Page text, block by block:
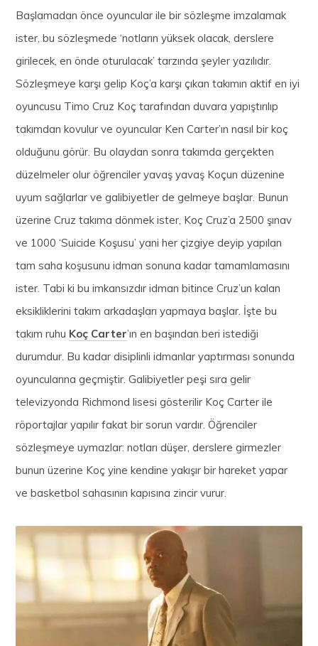
Başlamadan önce oyuncular ile bir sözleşme imzalamak
ister, bu sözleşmede ‘notların yüksek olacak, derslere
girilecek, en önde oturulacak’ tarzında şeyler yazılıdır.
Sözleşmeye karşı gelip Koç’a karşı çıkan takımın aktif en iyi
oyuncusu Timo Cruz Koç tarafından duvara yapıştırılıp
takımdan kovulur ve oyuncular Ken Carter’ın nasıl bir koç
olduğunu görür. Bu olaydan sonra takımda gerçekten
düzelmeler olur öğrenciler yavaş yavaş Koçun düzenine
uyum sağlarlar ve galibiyetler de gelmeye başlar. Bunun
üzerine Cruz takıma dönmek ister, Koç Cruz’a 2500 şınav
ve 1000 ‘Suicide Koşusu’ yani her çizgiye deyip yapılan
tam saha koşusunu idman sonuna kadar tamamlamasını
ister. Tabi ki bu imkansızdır idman bitince Cruz’un kalan
eksikliklerini takım arkadaşları yapmaya başlar. İşte bu
takım ruhu Koç Carter’ın en başından beri istediği
durumdur. Bu kadar disiplinli idmanlar yaptırması sonunda
oyuncularına geçmiştir. Galibiyetler peşi sıra gelir
televizyonda Richmond lisesi gösterilir Koç Carter ile
röportajlar yapılır fakat bir sorun vardır. Öğrenciler
sözleşmeye uymazlar: notları düşer, derslere girmezler
bunun üzerine Koç yine kendine yakışır bir hareket yapar
ve basketbol sahasının kapısına zincir vurur.